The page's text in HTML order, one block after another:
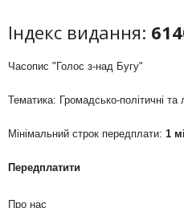
Індекс видання:
Часопис "Голос з-над Бугу"
Тематика: Громадсько-політичні та
Мінімальний строк передплати: 1
Передплатити
Про нас